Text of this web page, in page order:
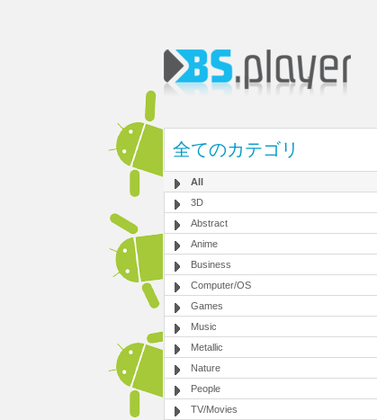
全てのカテゴリ
All
3D
Abstract
Anime
Business
Computer/OS
Games
Music
Metallic
Nature
People
TV/Movies